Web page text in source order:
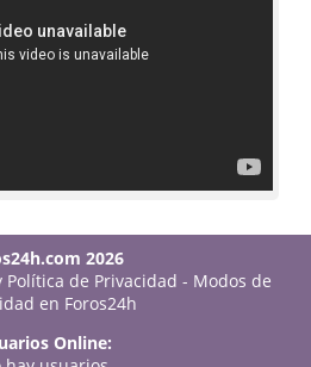
2026
Política de Privacidad - Modos de
en Foros24h
Online: